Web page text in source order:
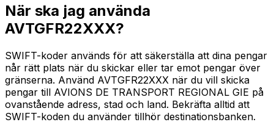
När ska jag använda
AVTGFR22XXX?
SWIFT-koder används för att säkerställa att dina pengar
når rätt plats när du skickar eller tar emot pengar över
gränserna. Använd AVTGFR22XXX när du vill skicka
pengar till AVIONS DE TRANSPORT REGIONAL GIE på
ovanstående adress, stad och land. Bekräfta alltid att
SWIFT-koden du använder tillhör destinationsbanken.